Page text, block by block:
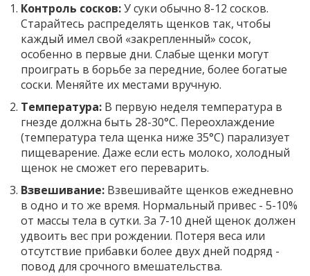
Контроль сосков:У суки обычно 8-12 сосков.
Старайтесь распределять щенков так, чтобы
каждый имел свой «закрепленный» сосок,
особенно в первые дни. Слабые щенки могут
проиграть в борьбе за передние, более богатые
соски. Меняйте их местами вручную.
Температура: В первую неделя температура в
гнезде должна быть 28-30°C. Переохлаждение
(температура тела щенка ниже 35°C) парализует
пищеварение. Даже если есть молоко, холодный
щенок не сможет его переварить.
Взвешивание: Взвешивайте щенков ежедневно
в одно и то же время. Нормальный привес - 5-10%
от массы тела в сутки. За 7-10 дней щенок должен
удвоить вес при рождении. Потеря веса или
отсутствие прибавки более двух дней подряд -
повод для срочного вмешательства.